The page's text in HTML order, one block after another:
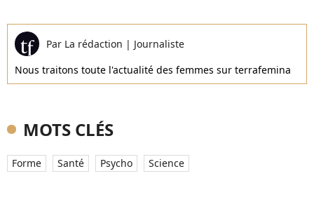
Par La rédaction | Journaliste
Nous traitons toute l'actualité des femmes sur terrafemina
MOTS CLÉS
Forme Santé Psycho Science